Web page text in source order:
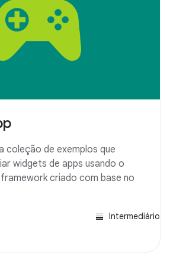
coleção de exemplos que
widgets de apps usando o
criado com base no
Intermediário